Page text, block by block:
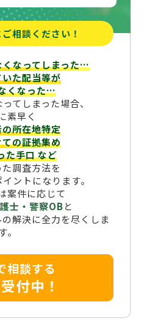
相談ください！
くなってしまった…
た配当等が
くなった…
てしまった場合、
素早く
所在地特定
の証拠集め
た手口など
調査方法を
ントになります。
案件に応じて
士・警察OBと
解決に全力を尽くしま
す。
相談する
付中！